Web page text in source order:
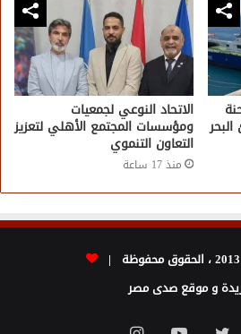
شاحنة الاتحاد النوعي لجمعيات
ومؤسسات المجتمع الأهلي لتعزيز
التعاون التنموي
منذ 17 ساعة
و موقع صدى مصر